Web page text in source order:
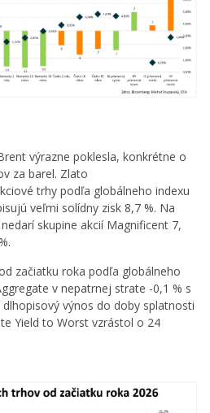
výrazne poklesla, konkrétne o
za barel. Zlato
trhy podľa globálneho indexu
veľmi solídny zisk 8,7 %. Na
skupine akcií Magnificent 7,
začiatku roka podľa globálneho
v nepatrnej strate -0,1 % s
výnos do doby splatnosti
Yield to Worst vzrástol o 24